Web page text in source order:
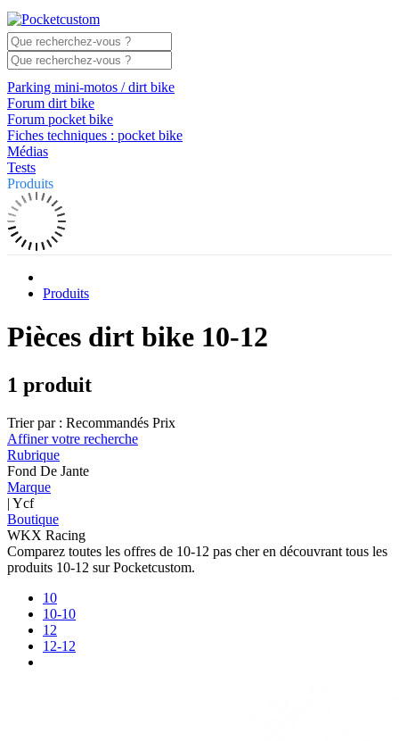
Parking mini-motos / dirt bike
Forum dirt bike
Forum pocket bike
Fiches techniques : pocket bike
Médias
Tests
Produits
Produits
Pièces dirt bike 10-12
1 produit
Trier par : Recommandés Prix
Affiner votre recherche
Rubrique
Fond De Jante
Marque
| Ycf
Boutique
WKX Racing
Comparez toutes les offres de 10-12 pas cher en découvrant tous les
produits 10-12 sur Pocketcustom.
10
10-10
12
12-12